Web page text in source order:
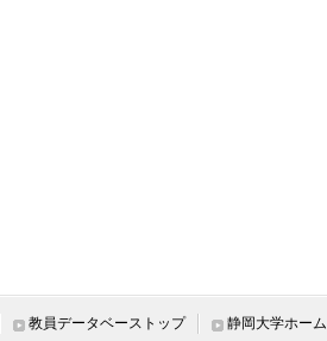
教員データベーストップ 静岡大学ホーム